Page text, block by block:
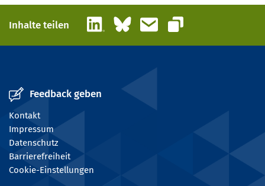
Inhalte teilen LinkedInBlueskyE-Mail
Link kopieren
Feedback geben
Kontakt
Impressum
Datenschutz
Barrierefreiheit
Cookie-Einstellungen